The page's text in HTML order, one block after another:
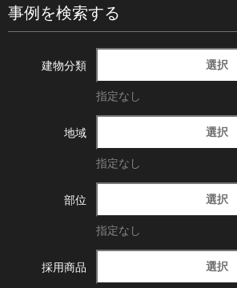
事例を検索する
建物分類 選択
指定なし
地域 選択
指定なし
部位 選択
指定なし
採用商品 選択